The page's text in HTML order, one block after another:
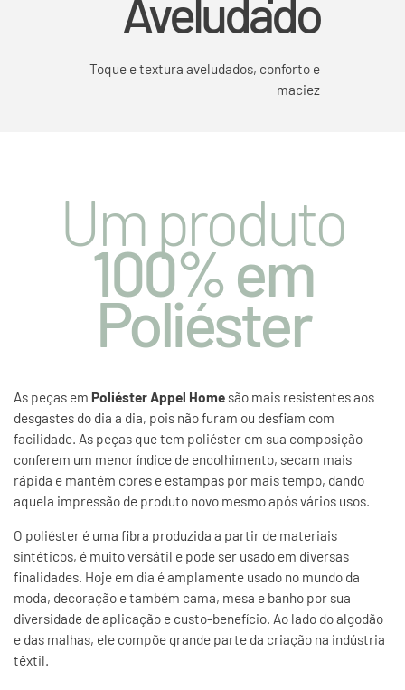
Aveludado
Toque e textura aveludados, conforto e
maciez
Um produto
100% em
Poliéster
As peças em Poliéster Appel Home são mais resistentes aos
desgastes do dia a dia, pois não furam ou desfiam com
facilidade. As peças que tem poliéster em sua composição
conferem um menor índice de encolhimento, secam mais
rápida e mantém cores e estampas por mais tempo, dando
aquela impressão de produto novo mesmo após vários usos.
O poliéster é uma fibra produzida a partir de materiais
sintéticos, é muito versátil e pode ser usado em diversas
finalidades. Hoje em dia é amplamente usado no mundo da
moda, decoração e também cama, mesa e banho por sua
diversidade de aplicação e custo-benefício. Ao lado do algodão
e das malhas, ele compõe grande parte da criação na indústria
têxtil.